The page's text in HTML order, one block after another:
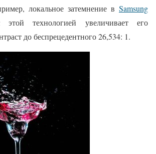
локальное затемнение в Samsung
технологией увеличивает его
до беспрецедентного 26,534: 1.